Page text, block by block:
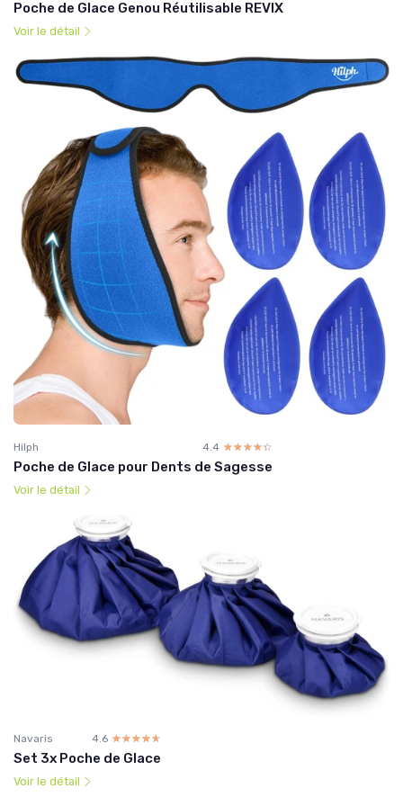
Poche de Glace Genou Réutilisable REVIX
Voir le détail
Hilph 4.4 ☆☆☆☆☆
★★★★★
Poche de Glace pour Dents de Sagesse
Voir le détail
Navaris 4.6 ☆☆☆☆☆
★★★★★
Set 3x Poche de Glace
Voir le détail